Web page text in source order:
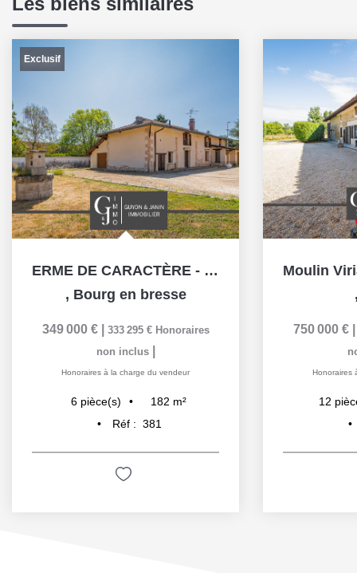
Exclusif
ERME DE CARACTÈRE - QUARTIER CONVERT - 182m²
, Bourg en bresse
349 000 € 333 295 € Honoraires
non inclus
Honoraires à la charge du vendeur
6 pièce(s) 182 m²
Réf : 381
750 000 €
Honoraires
12